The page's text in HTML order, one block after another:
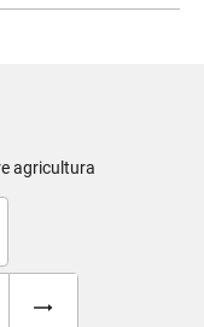
agricultura